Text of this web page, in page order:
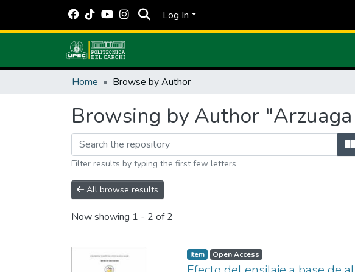
Log In
Home Browse by Author
Browsing by Author
Filter results by typing the first few letters
All browse results
Now showing 1 - 2 of 2
Item Open Access